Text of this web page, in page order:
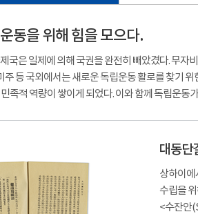
동을 위해 힘을 모으다.
국은 일제에 의해 국권을 완전히 빼았겼다. 무자
주 등 국외에서는 새로운 독립운동 활로를 찾기
족적 역량이 쌓이게 되었다. 이와 함께 독립운
대동단
상하이
수립을
<수잔안